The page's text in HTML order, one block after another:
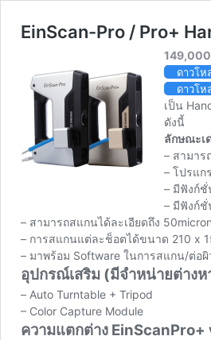
EinScan-Pro / Pro+
ดาวโห
ดาวโห
เป็น
ดังนี้
ลักษณะเ
– สามาร
– โปรแก
– มีฟังก์ชั่
– มีฟังก์ชั่
– สามารถสแกนได้ละเอียดถึง
– การสแกนแต่ละช็อตได้ขนาด 210 x
– มาพร้อม Software ในการสแกน/ต่อ
อุปกรณ์เสริม (มีจำหน่ายต่างห
– Auto Turntable + Tripod
– Color Capture Module
ความแตกต่าง EinScanPro+